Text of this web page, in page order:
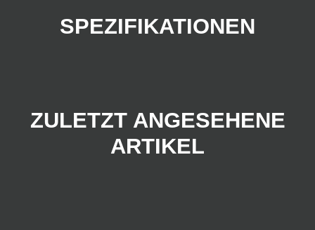
SPEZIFIKATIONEN
ZULETZT ANGESEHENE
ARTIKEL